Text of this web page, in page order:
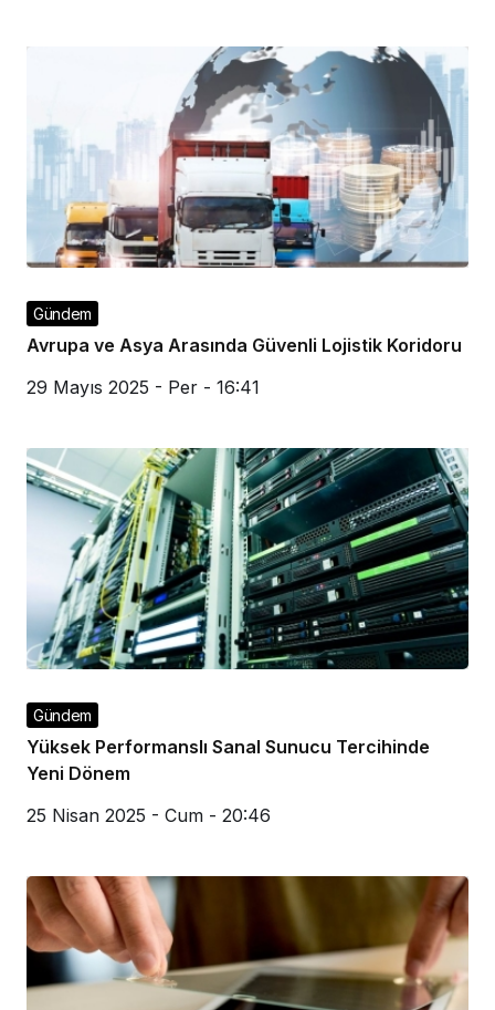
Gündem
Avrupa ve Asya Arasında Güvenli Lojistik Koridoru
29 Mayıs 2025 - Per - 16:41
Gündem
Yüksek Performanslı Sanal Sunucu Tercihinde
Yeni Dönem
25 Nisan 2025 - Cum - 20:46